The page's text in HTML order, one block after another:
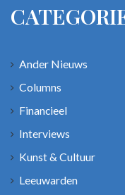
Ander Nieuws
Columns
Financieel
Interviews
Kunst & Cultuur
Leeuwarden